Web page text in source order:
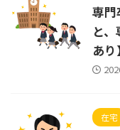
専門
と
あり】
在宅